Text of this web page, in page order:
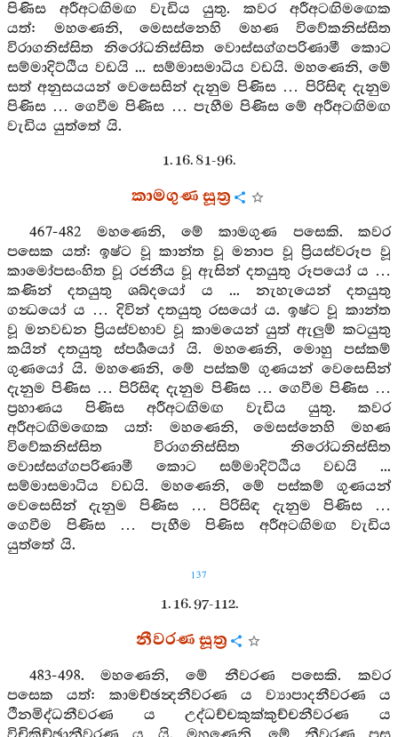
පිණිස අරීඅටඟිමඟ වැඩිය යුතු. කවර අරීඅටඟිමඟෙක
යත්: මහණෙනි, මෙසස්නෙහි මහණ විවේකනිස්සිත
විරාගනිස්සිත නිරෝධනිස්සිත වොස්සග්ගපරිණාමී කොට
සම්මාදිට්ඨිය වඩයි ... සම්මාසමාධිය වඩයි. මහණෙනි, මේ
සත් අනුසයයන් වෙසෙසින් දැනුම පිණිස … පිරිසිඳ දැනුම
පිණිස … ගෙවීම පිණිස … පැහීම පිණිස මේ අරීඅටඟිමඟ
වැඩිය යුත්තේ යි.
1. 16. 81-96.
කාමගුණ සූත්‍ර
467-482 මහණෙනි, මේ කාමගුණ පසෙකි. කවර
පසෙක යත්: ඉෂ්ට වූ කාන්ත වූ මනාප වූ ප්‍රියස්වරූප වූ
කාමෝපසංහිත වූ රජනීය වූ ඇසින් දතයුතු රූපයෝ ය …
කණින් දතයුතු ශබ්දයෝ ය ... නැහැයෙන් දතයුතු
ගන්‍ධයෝ ය … දිවින් දතයුතු රසයෝ ය. ඉෂ්ට වූ කාන්ත
වූ මනවඩන ප්‍රියස්වභාව වූ කාමයෙන් යුත් ඇලුම් කටයුතු
කයින් දතයුතු ස්පර්‍ශයෝ යි. මහණෙනි, මොහු පස්කම්
ගුණයෝ යි. මහණෙනි, මේ පස්කම් ගුණයන් වෙසෙසින්
දැනුම පිණිස … පිරිසිඳ දැනුම පිණිස … ගෙවීම පිණිස …
ප්‍රහාණය පිණිස අරීඅටඟිමඟ වැඩිය යුතු. කවර
අරීඅටඟිමඟෙක යත්: මහණෙනි, මෙසස්නෙහි මහණ
විවේකනිස්සිත විරාගනිස්සිත නිරෝධනිස්සිත
වොස්සග්ගපරිණාමී කොට සම්මාදිට්ඨිය වඩයි ...
සම්මාසමාධිය වඩයි. මහණෙනි, මේ පස්කම් ගුණයන්
වෙසෙසින් දැනුම පිණිස … පිරිසිඳ දැනුම පිණිස …
ගෙවීම පිණිස … පැහීම පිණිස අරීඅටඟිමඟ වැඩිය
යුත්තේ යි.
137
1. 16. 97-112.
නීවරණ සූත්‍ර
483-498. මහණෙනි, මේ නීවරණ පසෙකි. කවර
පසෙක යත්: කාමච්ඡන්‍දනීවරණ ය ව්‍යාපාදනීවරණ ය
ථීනමිද්ධනීවරණ ය උද්ධච්චකුක්කුච්චනීවරණ ය